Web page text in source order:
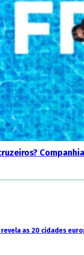
revela as 20 cidades